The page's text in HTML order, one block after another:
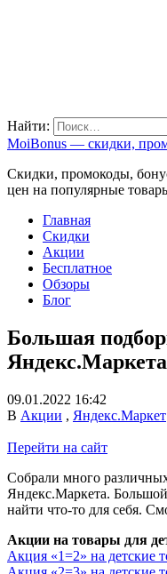
Найти:
MoiBonus — скидки,
Скидки, промокоды,
цен на популярные
Главная
Скидки
Акции
Бесплатное
Обзоры
Блог
Большая
09.01.2022 16:42
В Акции , Яндекс.Маркет
Перейти на сайт
Собрали много
Яндекс.Маркета.
найти что-то для себя.
Акции на товары для
Акция «1=2» на детские